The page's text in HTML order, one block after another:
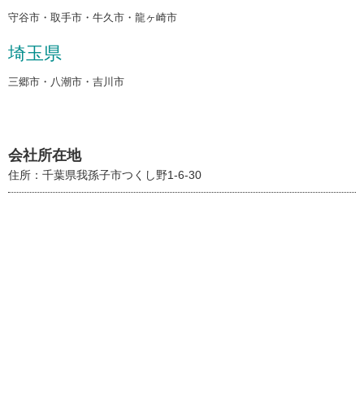
守谷市・取手市・牛久市・龍ヶ崎市
埼玉県
三郷市・八潮市・吉川市
会社所在地
住所：千葉県我孫子市つくし野1-6-30